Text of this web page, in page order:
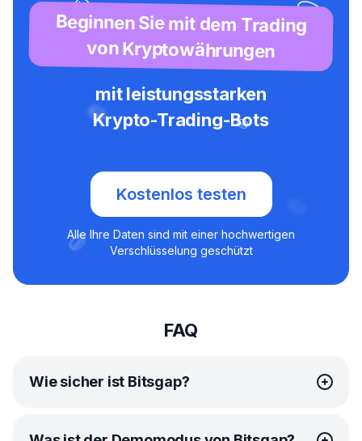
Beginnen Sie mit dem Trading
von Kryptowährungen
mit leistungsstarken
Krypto-Trading-Bots
Kostenlos testen
Alle Ihre Daten sind mit einer hochwertigen
Verschlüsselung geschützt
FAQ
Wie sicher ist Bitsgap?
Bei Bitsgap hat Ihre Sicherheit oberste Priorität. Wir